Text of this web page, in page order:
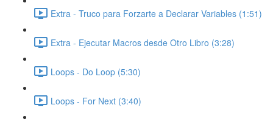
Extra - Truco para Forzarte a Declarar Variables (1:51)
Extra - Ejecutar Macros desde Otro Libro (3:28)
Loops - Do Loop (5:30)
Loops - For Next (3:40)